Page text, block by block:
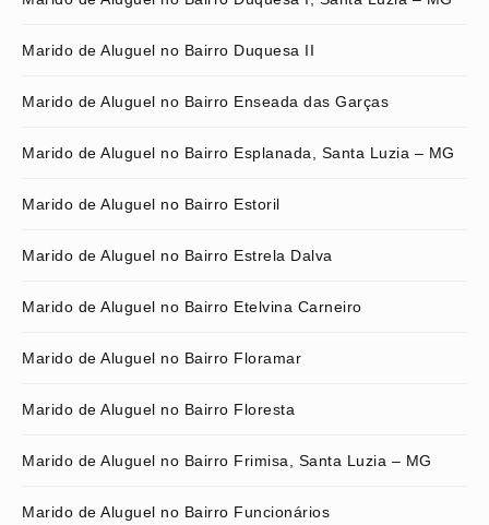
Marido de Aluguel no Bairro Duquesa II
Marido de Aluguel no Bairro Enseada das Garças
Marido de Aluguel no Bairro Esplanada, Santa Luzia – MG
Marido de Aluguel no Bairro Estoril
Marido de Aluguel no Bairro Estrela Dalva
Marido de Aluguel no Bairro Etelvina Carneiro
Marido de Aluguel no Bairro Floramar
Marido de Aluguel no Bairro Floresta
Marido de Aluguel no Bairro Frimisa, Santa Luzia – MG
Marido de Aluguel no Bairro Funcionários